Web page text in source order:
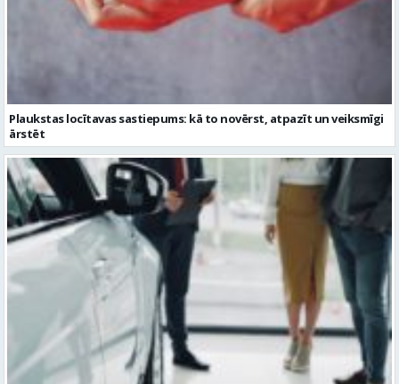
Plaukstas locītavas sastiepums: kā to novērst, atpazīt un veiksmīgi
Kāpēc divus trīs gadus veci mazlietoti auto ar garantiju ir laba izvēle